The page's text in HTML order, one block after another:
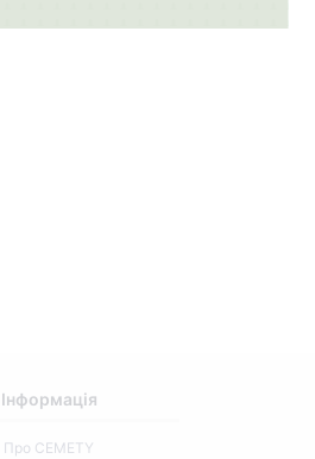
Інформація
Про CEMETY